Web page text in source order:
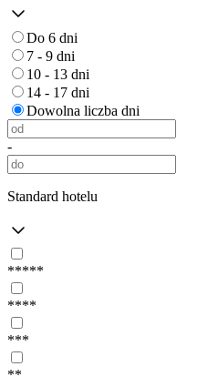
Do 6 dni
7 - 9 dni
10 - 13 dni
14 - 17 dni
Dowolna liczba dni
-
Standard hotelu
*****
****
***
**